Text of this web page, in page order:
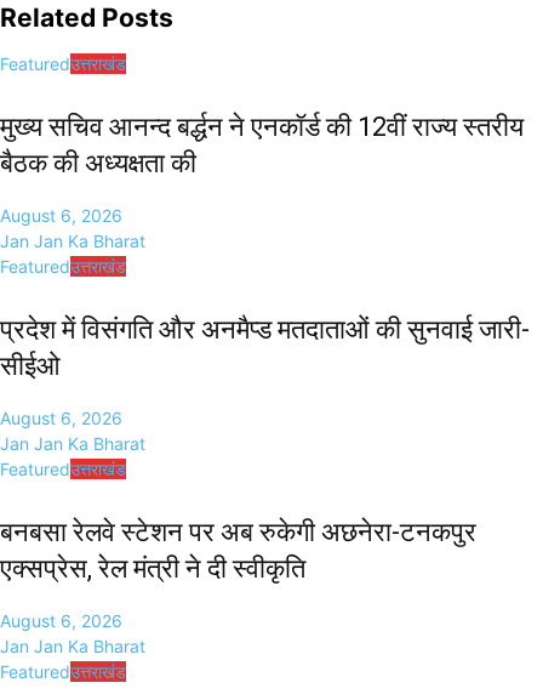
Related Posts
Featuredउत्तराखंड
मुख्य सचिव आनन्द बर्द्धन ने एनकॉर्ड की 12वीं राज्य स्तरीय
बैठक की अध्यक्षता की
August 6, 2026
Jan Jan Ka Bharat
Featuredउत्तराखंड
प्रदेश में विसंगति और अनमैप्ड मतदाताओं की सुनवाई जारी-
सीईओ
August 6, 2026
Jan Jan Ka Bharat
Featuredउत्तराखंड
बनबसा रेलवे स्टेशन पर अब रुकेगी अछनेरा-टनकपुर
एक्सप्रेस, रेल मंत्री ने दी स्वीकृति
August 6, 2026
Jan Jan Ka Bharat
Featuredउत्तराखंड